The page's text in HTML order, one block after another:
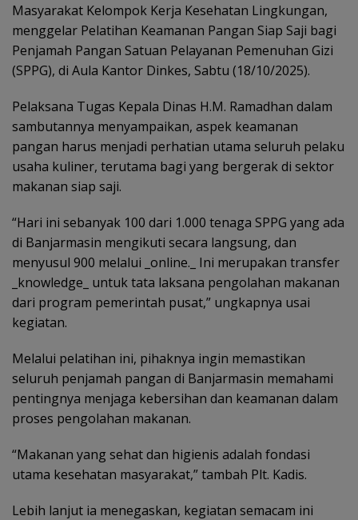
Masyarakat Kelompok Kerja Kesehatan Lingkungan,
menggelar Pelatihan Keamanan Pangan Siap Saji bagi
Penjamah Pangan Satuan Pelayanan Pemenuhan Gizi
(SPPG), di Aula Kantor Dinkes, Sabtu (18/10/2025).
Pelaksana Tugas Kepala Dinas H.M. Ramadhan dalam
sambutannya menyampaikan, aspek keamanan
pangan harus menjadi perhatian utama seluruh pelaku
usaha kuliner, terutama bagi yang bergerak di sektor
makanan siap saji.
“Hari ini sebanyak 100 dari 1.000 tenaga SPPG yang ada
di Banjarmasin mengikuti secara langsung, dan
menyusul 900 melalui _online._ Ini merupakan transfer
_knowledge_ untuk tata laksana pengolahan makanan
dari program pemerintah pusat,” ungkapnya usai
kegiatan.
Melalui pelatihan ini, pihaknya ingin memastikan
seluruh penjamah pangan di Banjarmasin memahami
pentingnya menjaga kebersihan dan keamanan dalam
proses pengolahan makanan.
“Makanan yang sehat dan higienis adalah fondasi
utama kesehatan masyarakat,” tambah Plt. Kadis.
Lebih lanjut ia menegaskan, kegiatan semacam ini